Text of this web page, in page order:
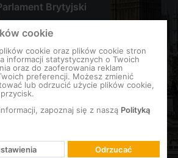
Brytyjski
cookie
cookie oraz plików cookie stron
informacji statystycznych o Twoich
oraz do zaoferowania reklam
preferencji. Możesz zmienić
lub odrzucić użycie plików cookie,
zapoznaj się z naszą Polityką
Odrzucać